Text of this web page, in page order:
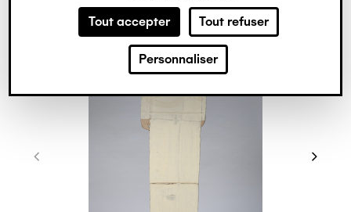
Tout accepter Tout refuser
Personnaliser